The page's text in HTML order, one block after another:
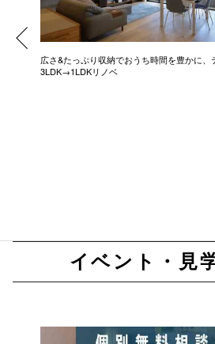
広さ&たっぷり収納でおうち時間を豊かに、
3LDK→1LDKリノベ
イベント・見